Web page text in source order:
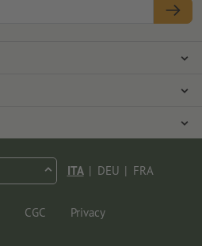
ITA | DEU | FRA
CGC Privacy